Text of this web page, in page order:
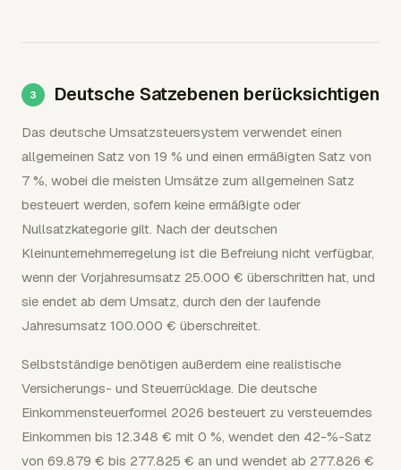
Deutsche Satzebenen berücksichtigen
Das deutsche Umsatzsteuersystem verwendet einen
allgemeinen Satz von 19 % und einen ermäßigten Satz von
7 %, wobei die meisten Umsätze zum allgemeinen Satz
besteuert werden, sofern keine ermäßigte oder
Nullsatzkategorie gilt. Nach der deutschen
Kleinunternehmerregelung ist die Befreiung nicht verfügbar,
wenn der Vorjahresumsatz 25.000 € überschritten hat, und
sie endet ab dem Umsatz, durch den der laufende
Jahresumsatz 100.000 € überschreitet.
Selbstständige benötigen außerdem eine realistische
Versicherungs- und Steuerrücklage. Die deutsche
Einkommensteuerformel 2026 besteuert zu versteuerndes
Einkommen bis 12.348 € mit 0 %, wendet den 42-%-Satz
von 69.879 € bis 277.825 € an und wendet ab 277.826 €